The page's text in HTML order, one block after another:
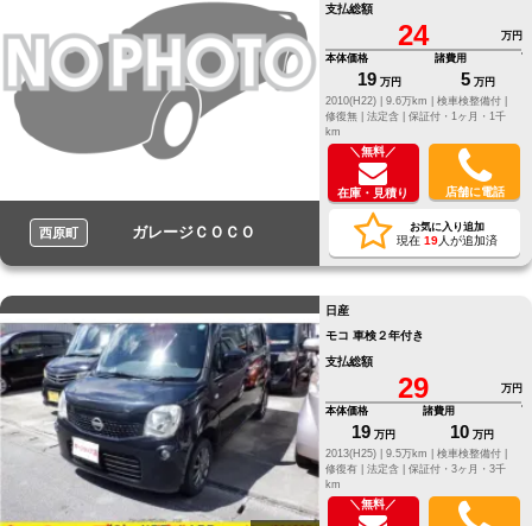
西原町 ガレージＣＯＣＯ
支払総額
24
万円
本体価格
19 万円
諸費用
5 万円
2010(H22) |
9.6万km |
検車検整備付 |
修復無 | 法定含 | 保証付・1ヶ月・1千
km
＼無料／
在庫・見積り 店舗に電話
お気に入り追加
現在 19人が追加済
日産
モコ 車検２年付き
支払総額
29
万円
本体価格
19 万円
諸費用
10 万円
2013(H25) |
9.5万km |
検車検整備付 |
修復有 | 法定含 | 保証付・3ヶ月・3千
km
＼無料／